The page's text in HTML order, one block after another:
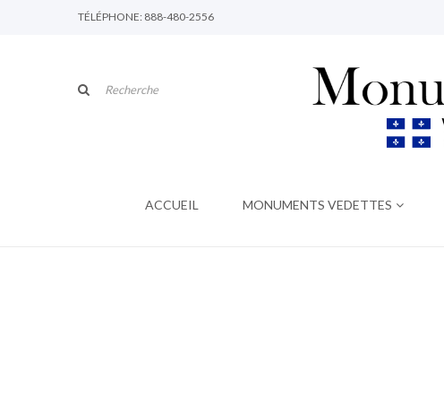
TÉLÉPHONE: 888-480-2556
ACCUEIL MONUMENTS VEDETTES